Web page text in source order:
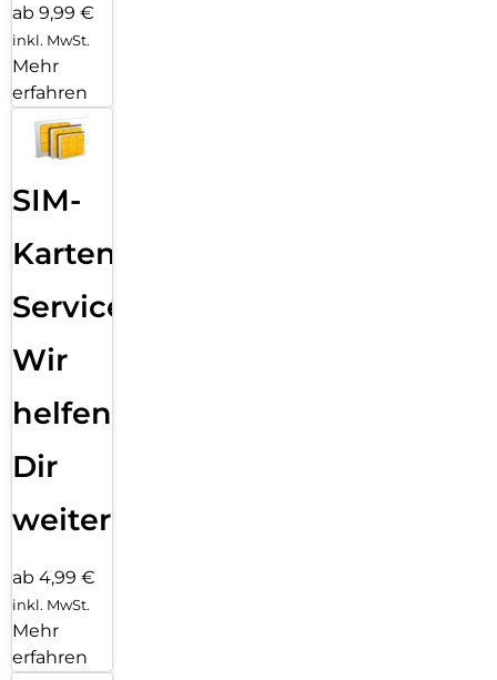
ab 9,99 €
inkl. MwSt.
Mehr
erfahren
SIM-
Karten
Service:
Wir
helfen
Dir
weiter
ab 4,99 €
inkl. MwSt.
Mehr
erfahren